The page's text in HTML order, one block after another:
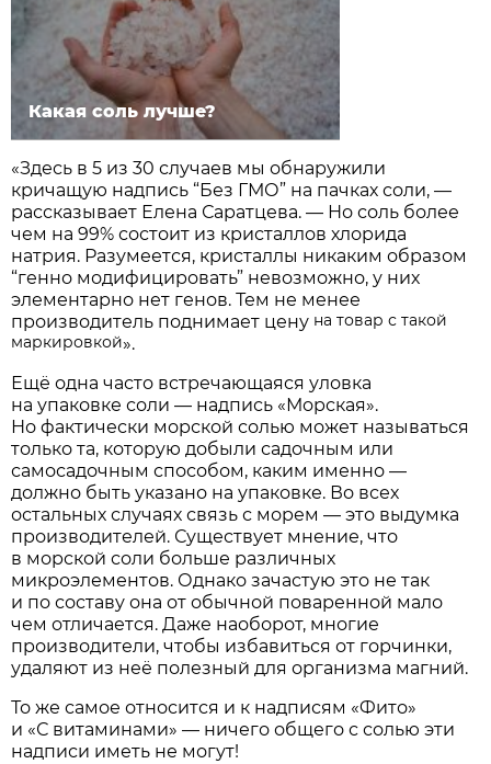
Какая соль лучше?
«Здесь в 5 из 30 случаев мы обнаружили
кричащую надпись “Без ГМО” на пачках соли, —
рассказывает Елена Саратцева. — Но соль более
чем на 99% состоит из кристаллов хлорида
натрия. Разумеется, кристаллы никаким образом
“генно модифицировать” невозможно, у них
элементарно нет генов. Тем не менее
производитель поднимает цену на товар с такой
маркировкой».
Ещё одна часто встречающаяся уловка
на упаковке соли — надпись «Морская».
Но фактически морской солью может называться
только та, которую добыли садочным или
самосадочным способом, каким именно —
должно быть указано на упаковке. Во всех
остальных случаях связь с морем — это выдумка
производителей. Существует мнение, что
в морской соли больше различных
микроэлементов. Однако зачастую это не так
и по составу она от обычной поваренной мало
чем отличается. Даже наоборот, многие
производители, чтобы избавиться от горчинки,
удаляют из неё полезный для организма магний.
То же самое относится и к надписям «Фито»
и «С витаминами» — ничего общего с солью эти
надписи иметь не могут!